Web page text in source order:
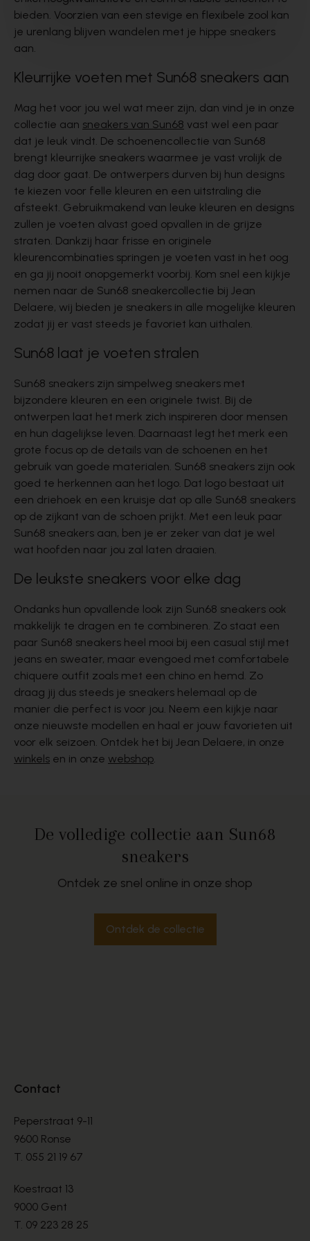
bieden. Voorzien van een stevige en flexibele zool kan
je urenlang blijven wandelen met je hippe sneakers
aan.
Kleurrijke voeten met Sun68 sneakers aan
Mag het voor jou wel wat meer zijn, dan vind je in onze
collectie aan sneakers van Sun68 vast wel een paar
dat je leuk vindt. De schoenencollectie van Sun68
brengt kleurrijke sneakers waarmee je vast vrolijk de
dag door gaat. De ontwerpers durven bij hun designs
te kiezen voor felle kleuren en een uitstraling die
afsteekt. Gebruikmakend van leuke kleuren en designs
zullen je voeten alvast goed opvallen in de grijze
straten. Dankzij haar frisse en originele
kleurencombinaties springen je voeten vast in het oog
en ga jij nooit onopgemerkt voorbij. Kom snel een kijkje
nemen naar de Sun68 sneakercollectie bij Jean
Delaere, wij bieden je sneakers in alle mogelijke kleuren
zodat jij er vast steeds je favoriet kan uithalen.
Sun68 laat je voeten stralen
Sun68 sneakers zijn simpelweg sneakers met
bijzondere kleuren en een originele twist. Bij de
ontwerpen laat het merk zich inspireren door mensen
en hun dagelijkse leven. Daarnaast legt het merk een
grote focus op de details van de schoenen en het
gebruik van goede materialen. Sun68 sneakers zijn ook
goed te herkennen aan het logo. Dat logo bestaat uit
een driehoek en een kruisje dat op alle Sun68 sneakers
op de zijkant van de schoen prijkt. Met een leuk paar
Sun68 sneakers aan, ben je er zeker van dat je wel
wat hoofden naar jou zal laten draaien.
De leukste sneakers voor elke dag
Ondanks hun opvallende look zijn Sun68 sneakers ook
makkelijk te dragen en te combineren. Zo staat een
paar Sun68 sneakers heel mooi bij een casual stijl met
jeans en sweater, maar evengoed met comfortabele
chiquere outfit zoals met een chino en hemd. Zo
draag jij dus steeds je sneakers helemaal op de
manier die perfect is voor jou. Neem een kijkje naar
onze nieuwste modellen en haal er jouw favorieten uit
voor elk seizoen. Ontdek het bij Jean Delaere, in onze
winkels en in onze webshop.
De volledige collectie aan Sun68
sneakers
Ontdek ze snel online in onze shop
Ontdek de collectie
Contact
Peperstraat 9-11
9600 Ronse
T. 055 21 19 67
Koestraat 13
9000 Gent
T. 09 223 28 25